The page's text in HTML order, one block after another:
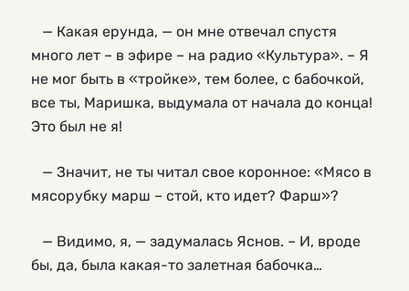
— Какая ерунда, — он мне отвечал спустя
много лет – в эфире – на радио «Культура». – Я
не мог быть в «тройке», тем более, с бабочкой,
все ты, Маришка, выдумала от начала до конца!
Это был не я!
— Значит, не ты читал свое коронное: «Мясо в
мясорубку марш – стой, кто идет? Фарш»?
— Видимо, я, — задумалась Яснов. – И, вроде
бы, да, была какая-то залетная бабочка…